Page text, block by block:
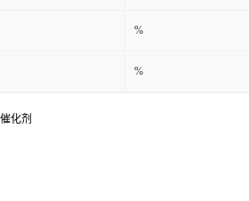
%
%
化剂